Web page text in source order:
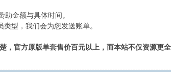
金额与具体时间。
型，我们会为您发送账单。
官方原版单套售价百元以上，而本站不仅资源更